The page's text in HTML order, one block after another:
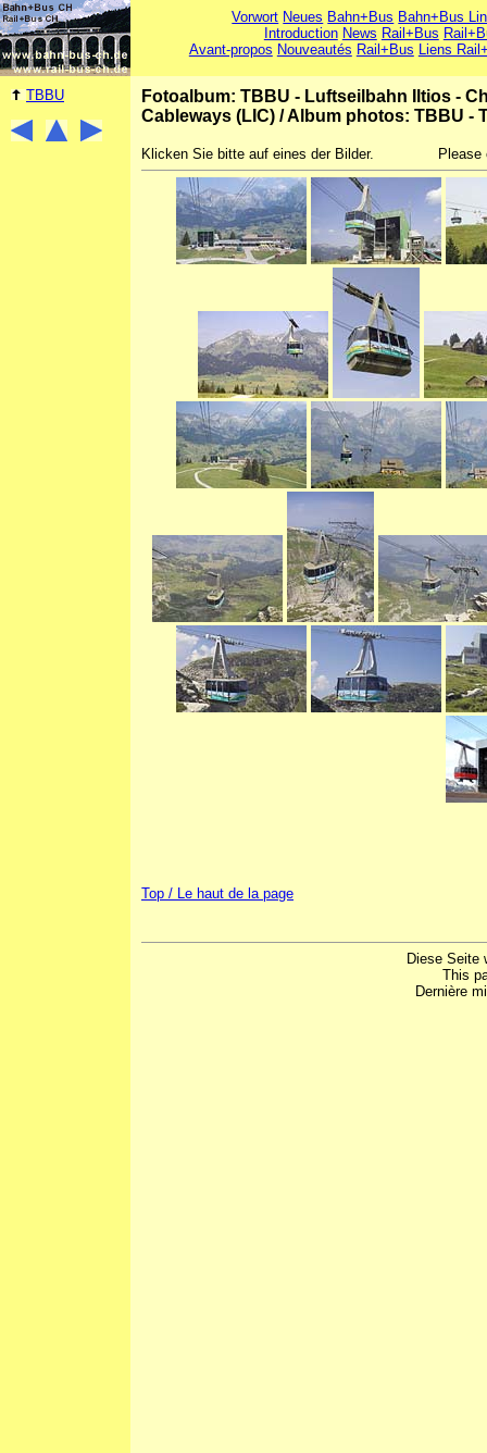
Vorwort Neues Bahn+Bus Bahn+Bus
Introduction News Rail+Bus
Avant-propos Nouveautés Rail+Bus Liens
TBBU
Fotoalbum: TBBU - Luftseilbahn Iltios -
Cableways (LIC) /Album photos: TBBU -
Klicken Sie bitte auf eines der Bilder.
Top / Le haut de la page
Diese Seite
This
Dernière